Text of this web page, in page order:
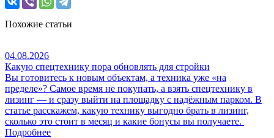
Похожие статьи
04.08.2026
Какую спецтехнику пора обновлять для стройки
Вы готовитесь к новым объектам, а техника уже «на
пределе»? Самое время не покупать, а взять спецтехнику в
лизинг — и сразу выйти на площадку с надёжным парком. В
статье расскажем, какую технику выгодно брать в лизинг,
сколько это стоит в месяц и какие бонусы вы получаете.
Подробнее